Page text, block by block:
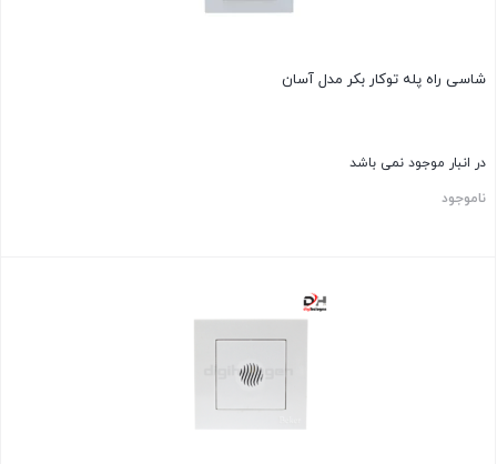
شاسی راه پله توکار بکر مدل آسان
در انبار موجود نمی باشد
ناموجود